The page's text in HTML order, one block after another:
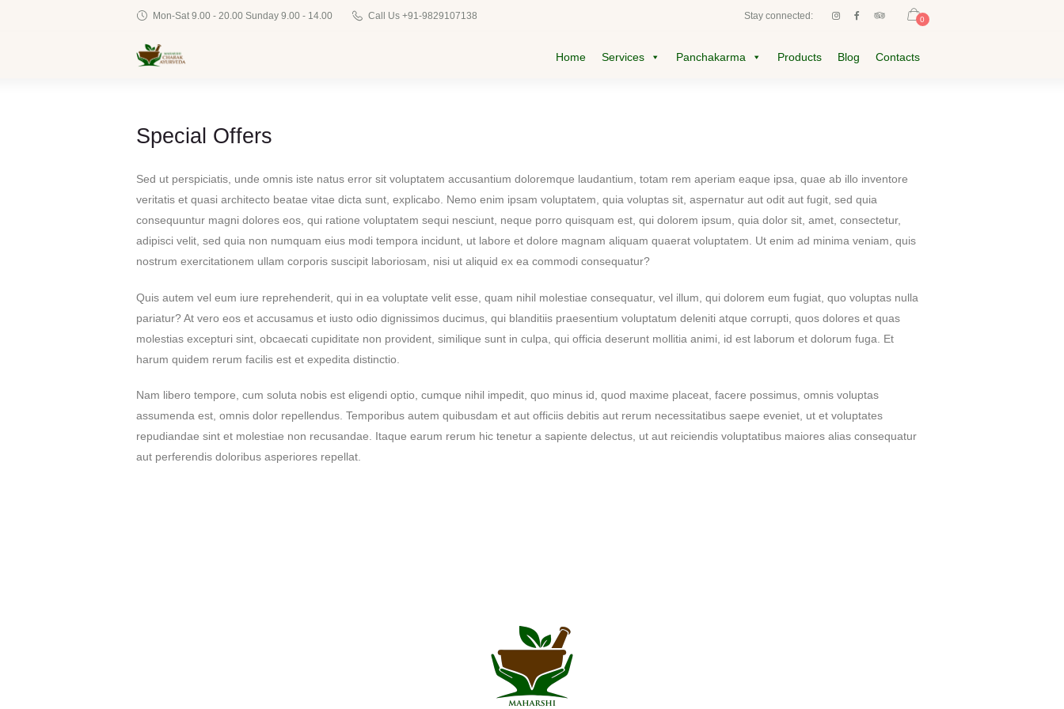
Mon-Sat 9.00 - 20.00 Sunday 9.00 - 14.00 Call Us +91-9829107138 Stay connected: 0
Home Services Panchakarma Products Blog Contacts
Maharshi Charak Ayurveda Clinic & Research Center
Home
Blog
Contacts
Special Offers
Sed ut perspiciatis, unde omnis iste natus error sit voluptatem accusantium doloremque laudantium, totam rem aperiam eaque ipsa, quae ab illo inventore
veritatis et quasi architecto beatae vitae dicta sunt, explicabo. Nemo enim ipsam voluptatem, quia voluptas sit, aspernatur aut odit aut fugit, sed quia
consequuntur magni dolores eos, qui ratione voluptatem sequi nesciunt, neque porro quisquam est, qui dolorem ipsum, quia dolor sit, amet, consectetur,
adipisci velit, sed quia non numquam eius modi tempora incidunt, ut labore et dolore magnam aliquam quaerat voluptatem. Ut enim ad minima veniam, quis
nostrum exercitationem ullam corporis suscipit laboriosam, nisi ut aliquid ex ea commodi consequatur?
Quis autem vel eum iure reprehenderit, qui in ea voluptate velit esse, quam nihil molestiae consequatur, vel illum, qui dolorem eum fugiat, quo voluptas nulla
pariatur? At vero eos et accusamus et iusto odio dignissimos ducimus, qui blanditiis praesentium voluptatum deleniti atque corrupti, quos dolores et quas
molestias excepturi sint, obcaecati cupiditate non provident, similique sunt in culpa, qui officia deserunt mollitia animi, id est laborum et dolorum fuga. Et
harum quidem rerum facilis est et expedita distinctio.
Nam libero tempore, cum soluta nobis est eligendi optio, cumque nihil impedit, quo minus id, quod maxime placeat, facere possimus, omnis voluptas
assumenda est, omnis dolor repellendus. Temporibus autem quibusdam et aut officiis debitis aut rerum necessitatibus saepe eveniet, ut et voluptates
repudiandae sint et molestiae non recusandae. Itaque earum rerum hic tenetur a sapiente delectus, ut aut reiciendis voluptatibus maiores alias consequatur
aut perferendis doloribus asperiores repellat.